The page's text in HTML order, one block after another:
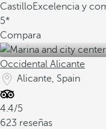
CastilloExcelencia y
5*
Compara
Occidental Alicante
Alicante, Spain
4.4/5
623 reseñas